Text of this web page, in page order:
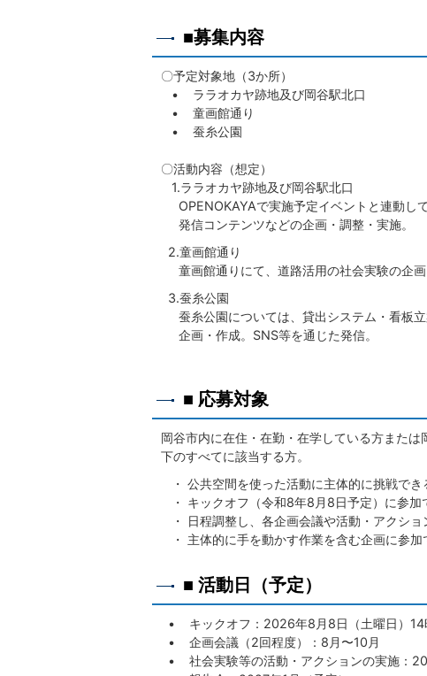
■募集内容
〇予定対象地（3か所）
• ララオカヤ跡地及び岡谷駅北口
• 童画館通り
• 蚕糸公園
〇活動内容（想定）
1.ララオカヤ跡地及び岡谷駅北口
OPENOKAYAで実施予定イベントと連動し
発信コンテンツなどの企画・調整・実施。
2.童画館通り
童画館通りにて、道路活用の社会実験の企画
3.蚕糸公園
蚕糸公園については、貸出システム・看板
企画・作成。SNS等を通じた発信。
■ 応募対象
岡谷市内に在住・在勤・在学している方また
下のすべてに該当する方。
・ 公共空間を使った活動に主体的に挑戦でき
・ キックオフ（令和8年8月8日予定）に参加
・ 日程調整し、各企画会議や活動・アクショ
・ 主体的に手を動かす作業を含む企画に参加
■ 活動日（予定）
• キックオフ：2026年8月8日（土曜日）14
• 企画会議（2回程度）：8月〜10月
• 社会実験等の活動・アクションの実施：